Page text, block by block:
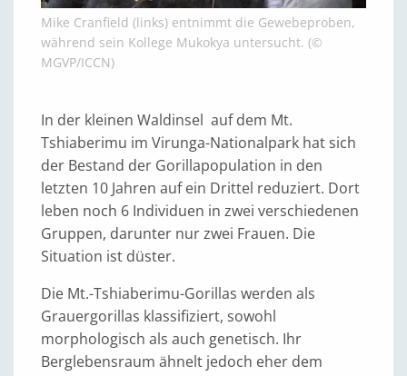
Mike Cranfield (links) entnimmt die Gewebeproben,
während sein Kollege Mukokya untersucht. (©
MGVP/ICCN)
In der kleinen Waldinsel auf dem Mt.
Tshiaberimu im Virunga-Nationalpark hat sich
der Bestand der Gorillapopulation in den
letzten 10 Jahren auf ein Drittel reduziert. Dort
leben noch 6 Individuen in zwei verschiedenen
Gruppen, darunter nur zwei Frauen. Die
Situation ist düster.
Die Mt.-Tshiaberimu-Gorillas werden als
Grauergorillas klassifiziert, sowohl
morphologisch als auch genetisch. Ihr
Berglebensraum ähnelt jedoch eher dem